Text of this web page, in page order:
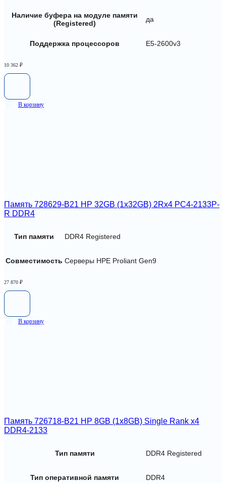
Наличие буфера на модуле памяти
(Registered)
да
Поддержка процессоров E5-2600v3
10 362 ₽
В корзину
Память 728629-B21 HP 32GB (1x32GB) 2Rx4 PC4-2133P-
R DDR4
Тип памяти DDR4 Registered
Совместимость Серверы HPE Proliant Gen9
27 870 ₽
В корзину
Память 726718-B21 HP 8GB (1x8GB) Single Rank x4
DDR4-2133
Тип памяти DDR4 Registered
Тип оперативной памяти DDR4